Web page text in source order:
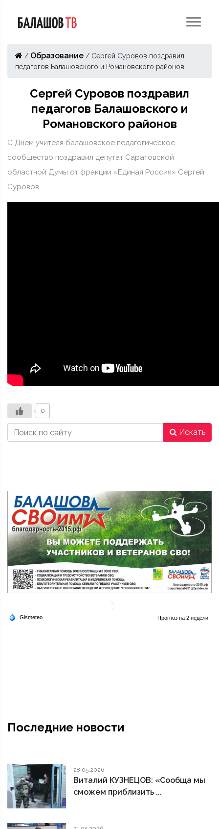
/ Образование / Сергей Суровов поздравил
педагогов Балашовского и Романовского районов
Сергей Суровов поздравил
педагогов Балашовского и
Романовского районов
С Днем учителя балашовское педагогическое
сообщество поздравил депутат Саратовской
областной Думы от фракции «Единая Россия» Сергей
Суровов.
0
Искать
Последние новости
28.05.2026
Виталий КУЗНЕЦОВ: «Сообща мы
сможем приблизить ...